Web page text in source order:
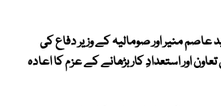
عاصم منیر اور صومالیہ کے وزیر دفاع کی
اور استعدادِ کار بڑھانے کے عزم کا اعادہ